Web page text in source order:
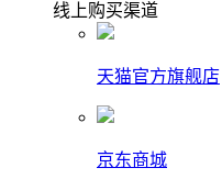
线上购买渠道
天猫官方旗舰店
京东商城